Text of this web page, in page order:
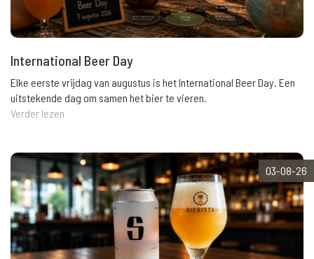
International Beer Day
Elke eerste vrijdag van augustus is het International Beer Day. Een
uitstekende dag om samen het bier te vieren.
Verder lezen
03-08-26